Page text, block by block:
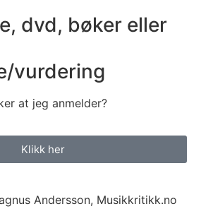
dvd, bøker eller
vurdering
at jeg anmelder?
Klikk her
Andersson, Musikkritikk.no